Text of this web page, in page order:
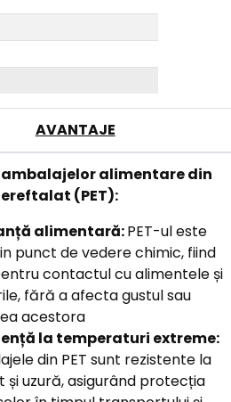
AVANTAJE
alimentare din
(PET):
alimentară:PET-ul este
punct de vedere chimic, fiind
contactul cu alimentele și
fără a afecta gustul sau
acestora
la temperaturi extreme:
din PET sunt rezistente la
și uzură, asigurând protecția